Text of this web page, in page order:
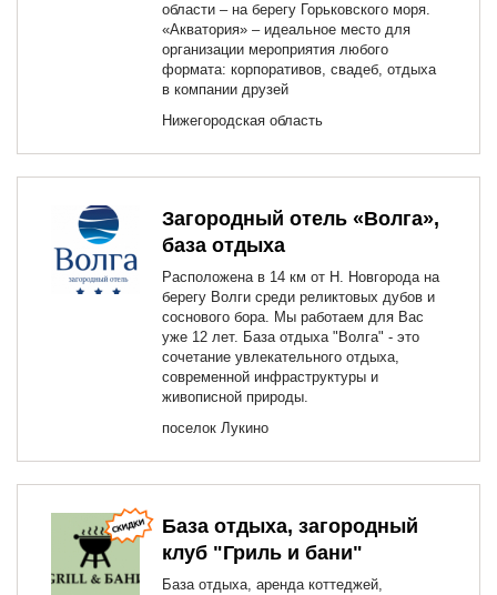
области – на берегу Горьковского моря.
«Акватория» – идеальное место для
организации мероприятия любого
формата: корпоративов, свадеб, отдыха
в компании друзей
Нижегородская область
Загородный отель «Волга»,
база отдыха
Расположена в 14 км от Н. Новгорода на
берегу Волги среди реликтовых дубов и
соснового бора. Мы работаем для Вас
уже 12 лет. База отдыха "Волга" - это
сочетание увлекательного отдыха,
современной инфраструктуры и
живописной природы.
поселок Лукино
База отдыха, загородный
клуб "Гриль и бани"
База отдыха, аренда коттеджей,